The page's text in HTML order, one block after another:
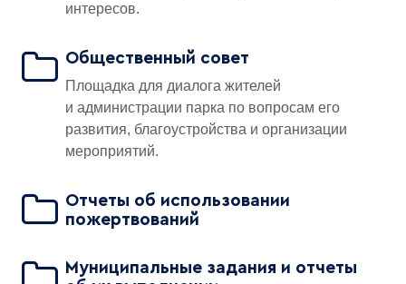
интересов.
Общественный совет
Площадка для диалога жителей
и администрации парка по вопросам его
развития, благоустройства и организации
мероприятий.
Отчеты об использовании
пожертвований
Муниципальные задания и отчеты